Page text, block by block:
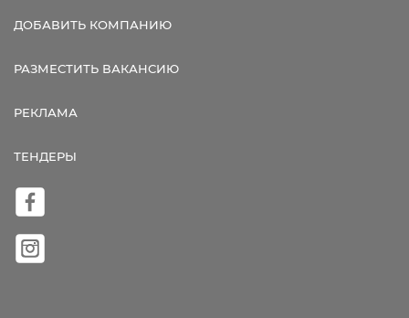
ДОБАВИТЬ КОМПАНИЮ
РАЗМЕСТИТЬ ВАКАНСИЮ
РЕКЛАМА
ТЕНДЕРЫ